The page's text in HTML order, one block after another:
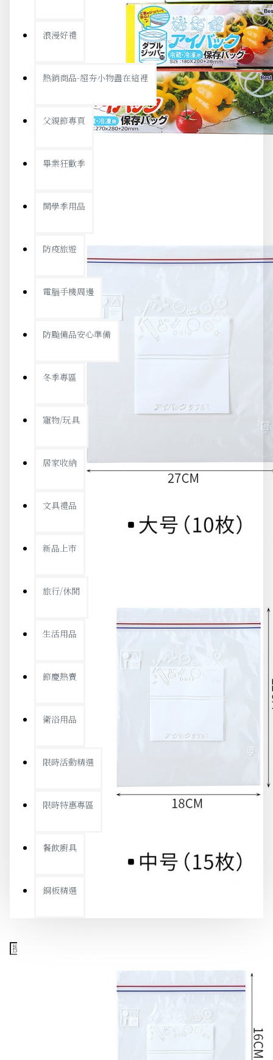
浪漫好禮
熱銷商品-超夯小物盡在這裡
父親節專頁
畢業狂歡季
開學季用品
防疫旅遊
電腦手機周邊
防颱備品安心準備
冬季專區
寵物/玩具
居家收納
文具禮品
新品上市
旅行/休閒
生活用品
節慶熱賣
衛浴用品
限時活動精選
限時特惠專區
餐飲廚具
銅板精選